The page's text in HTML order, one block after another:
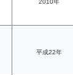
2010年
平成22年